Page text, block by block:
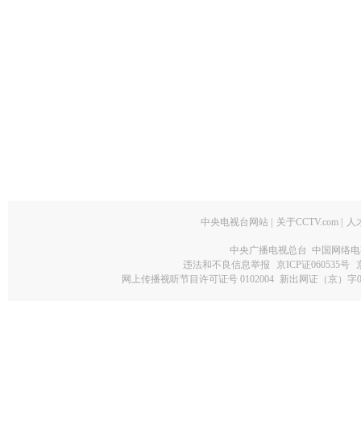
中央电视台网站 关于CCTV.com 人
中央广播电视总台 中国网络
违法和不良信息举报
京ICP证060535号
网上传播视听节目许可证号 0102004 新出网证（京）